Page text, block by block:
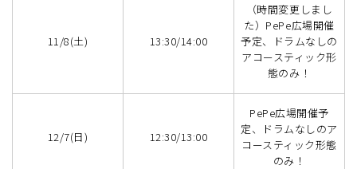
11/8(土) 13:30/14:00
（時間変更しまし
た）PePe広場開催
予定、ドラムなしの
アコースティック形
態のみ！
12/7(日) 12:30/13:00
PePe広場開催予
定、ドラムなしのア
コースティック形態
のみ！